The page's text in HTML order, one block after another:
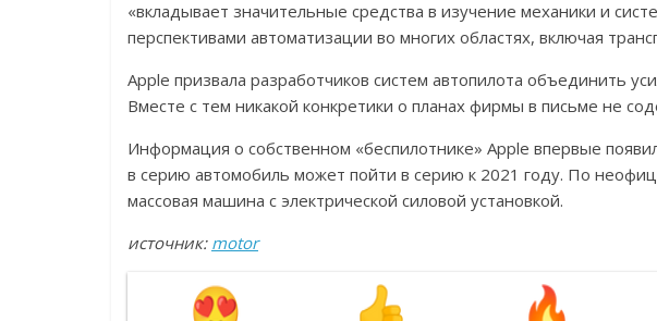
«вкладывает значительные средства в изучение механики и
перспективами автоматизации во многих областях, включая
Apple призвала разработчиков систем автопилота объединить
Вместе с тем никакой конкретики о планах фирмы в письме не
Информация о собственном «беспилотнике» Apple впервые
в серию автомобиль может пойти в серию к 2021 году. По
массовая машина с электрической силовой установкой.
источник: motor